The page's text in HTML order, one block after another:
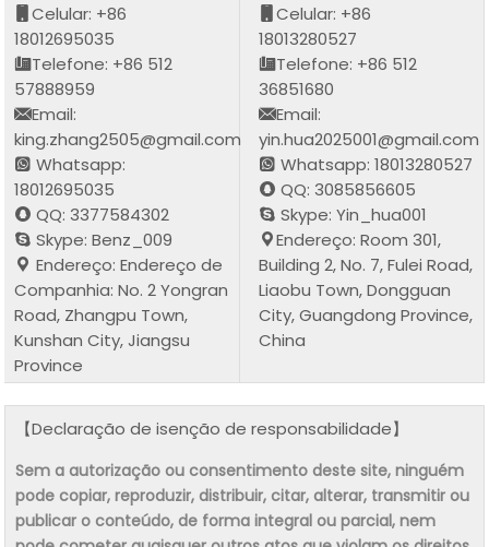
Celular: +86
18012695035
Telefone: +86 512
57888959
Email:
king.zhang2505@gmail.com
Whatsapp:
18012695035
QQ: 3377584302
Skype: Benz_009
Endereço: Endereço de
Companhia: No. 2 Yongran
Road, Zhangpu Town,
Kunshan City, Jiangsu
Province
Celular: +86
18013280527
Telefone: +86 512
36851680
Email:
yin.hua2025001@gmail.com
Whatsapp: 18013280527
QQ: 3085856605
Skype: Yin_hua001
Endereço: Room 301,
Building 2, No. 7, Fulei Road,
Liaobu Town, Dongguan
City, Guangdong Province,
China
【Declaração de isenção de responsabilidade】
Sem a autorização ou consentimento deste site, ninguém
pode copiar, reproduzir, distribuir, citar, alterar, transmitir ou
publicar o conteúdo, de forma integral ou parcial, nem